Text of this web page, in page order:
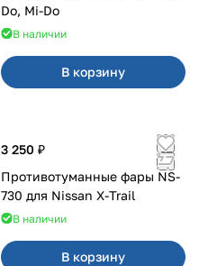
Do, Mi-Do
В наличии
В корзину
3 250 ₽
Противотуманные фары NS-
730 для Nissan X-Trail
В наличии
В корзину